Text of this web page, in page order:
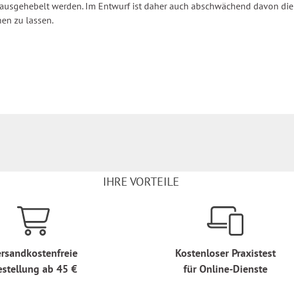
werden. Im Entwurf ist daher auch abschwächend davon
zu lassen.
IHRE VORTEILE
ab 45 €
Kostenloser Praxistest
für Online-Dienste